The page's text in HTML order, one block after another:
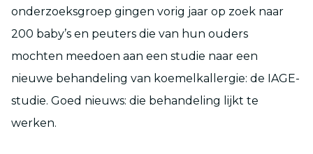
onderzoeksgroep gingen vorig jaar op zoek naar
200 baby’s en peuters die van hun ouders
mochten meedoen aan een studie naar een
nieuwe behandeling van koemelkallergie: de IAGE-
studie. Goed nieuws: die behandeling lijkt te
werken.